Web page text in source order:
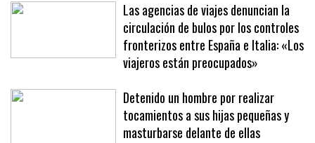
Las agencias de viajes denuncian la
circulación de bulos por los controles
fronterizos entre España e Italia: «Los
viajeros están preocupados»
Detenido un hombre por realizar
tocamientos a sus hijas pequeñas y
masturbarse delante de ellas